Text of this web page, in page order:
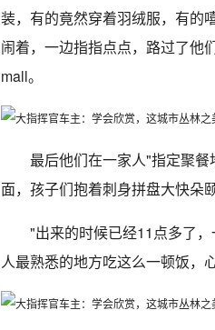
装，有的竟然穿着羽绒服，有的
闹着，一边指指点点，路过了他
mall。
最后他们在一家人"指定聚
面，孩子们抱着刺身拼盘大快朵颐
"出来的时候已经11点多了
人最熟悉的地方吃这么一顿饭，